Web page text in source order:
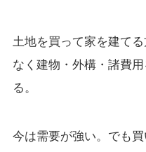
土地を買って家を建て
なく建物・外構・諸費
る。
今は需要が強い。でも